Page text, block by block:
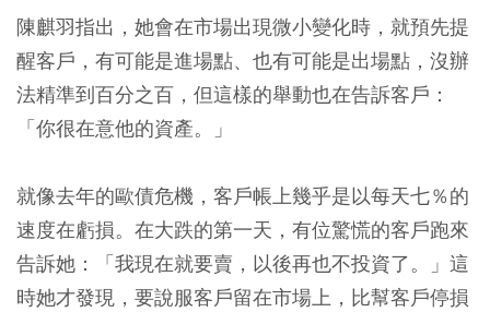
陳麒羽指出，她會在市場出現微小變化時，就預先提
醒客戶，有可能是進場點、也有可能是出場點，沒辦
法精準到百分之百，但這樣的舉動也在告訴客戶：
「你很在意他的資產。」
就像去年的歐債危機，客戶帳上幾乎是以每天七％的
速度在虧損。在大跌的第一天，有位驚慌的客戶跑來
告訴她：「我現在就要賣，以後再也不投資了。」這
時她才發現，要說服客戶留在市場上，比幫客戶停損